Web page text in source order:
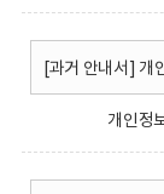
[과거 안내서] 개
개인정